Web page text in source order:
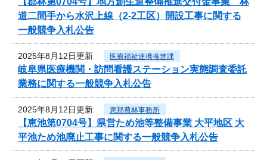
道二間手から水沢上線（2-2工区）開設工事に関する
一般競争入札公告
2025年8月12日更新 医療福祉連携推進課
岐阜県医療機関・訪問看護ステーション実態調査委託
業務に関する一般競争入札公告
2025年8月12日更新 恵那農林事務所
【恵池第0704号】県営ため池等整備事業 大平地区 大
平池ため池廃止工事に関する一般競争入札公告